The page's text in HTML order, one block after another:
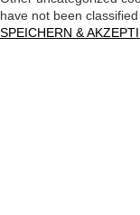
have not been
SPEICHERN &